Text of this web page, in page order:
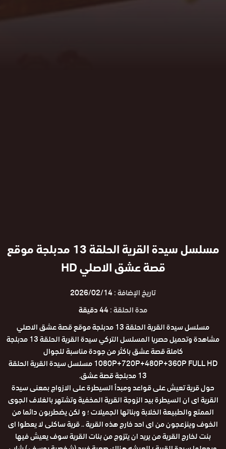
مسلسل سيدة القرية الحلقة 13 مدبلجة موقع
قصة عشق الاصلي HD
تاريخ الإضافة :2026/02/14
مدة الحلقة :44 دقيقة
مسلسل سيدة القرية الحلقة 13 مدبلجة موقع قصة عشق الاصلي
مشاهدة وتحميل حصريا المسلسل التركي سيدة القرية الحلقة 13 مدبلجة
كاملة قصة عشق باكثر من جودة مناسبة للجوال
1080P+720P+480P+360P FULL HD مسلسل سيدة القرية الحلقة
13 مدبلجة قصة عشق.
حول قرية تعيش على قواعد ومبدأ السيطرة على الازواج بمعنى سيدة
القرية اى ان السيطرة بيد الزوجة القرية المخفية وتشتهر بالغلاف الجوى
الممتع والطبيعة الخلابة وبناتها الجميلات ؛ و لكن يضطربون دائما من
الخوف وينزعجون من اى احد خارج هذه القرية .. قرية ساكلى لا يعطوا اى
بنت لخارج القرية من يريد ان يتزوج من بنات القرية سوف يعيش فيها